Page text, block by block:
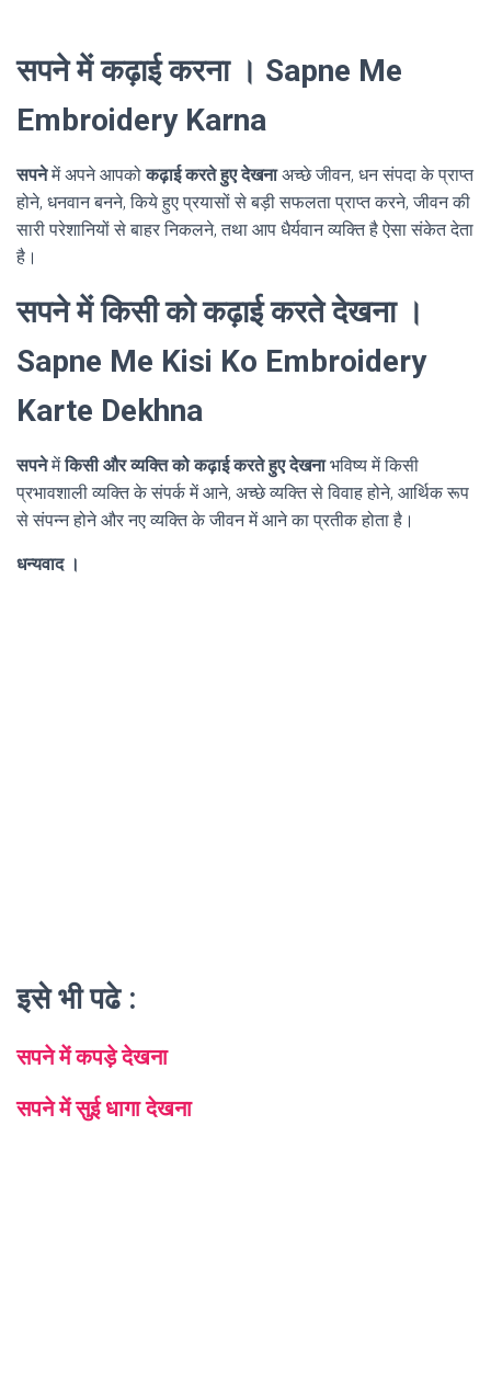
सपने में कढ़ाई करना । Sapne Me
Embroidery Karna
सपनेमें अपने आपकोकढ़ाई करते हुए देखनाअच्छे जीवन, धन संपदा के प्राप्त
होने, धनवान बनने, किये हुए प्रयासों से बड़ी सफलता प्राप्त करने, जीवन की
सारी परेशानियों से बाहर निकलने, तथा आप धैर्यवान व्यक्ति है ऐसा संकेत देता
है।
सपने में किसी को कढ़ाई करते देखना ।
Sapne Me Kisi Ko Embroidery
Karte Dekhna
सपनेमेंकिसी और व्यक्ति को कढ़ाई करते हुए देखनाभविष्य में किसी
प्रभावशाली व्यक्ति के संपर्क में आने, अच्छे व्यक्ति से विवाह होने, आर्थिक रूप
से संपन्न होने और नए व्यक्ति के जीवन में आने का प्रतीक होता है।
धन्यवाद ।
इसे भी पढे :
सपने में कपड़े देखना
सपने में सुई धागा देखना